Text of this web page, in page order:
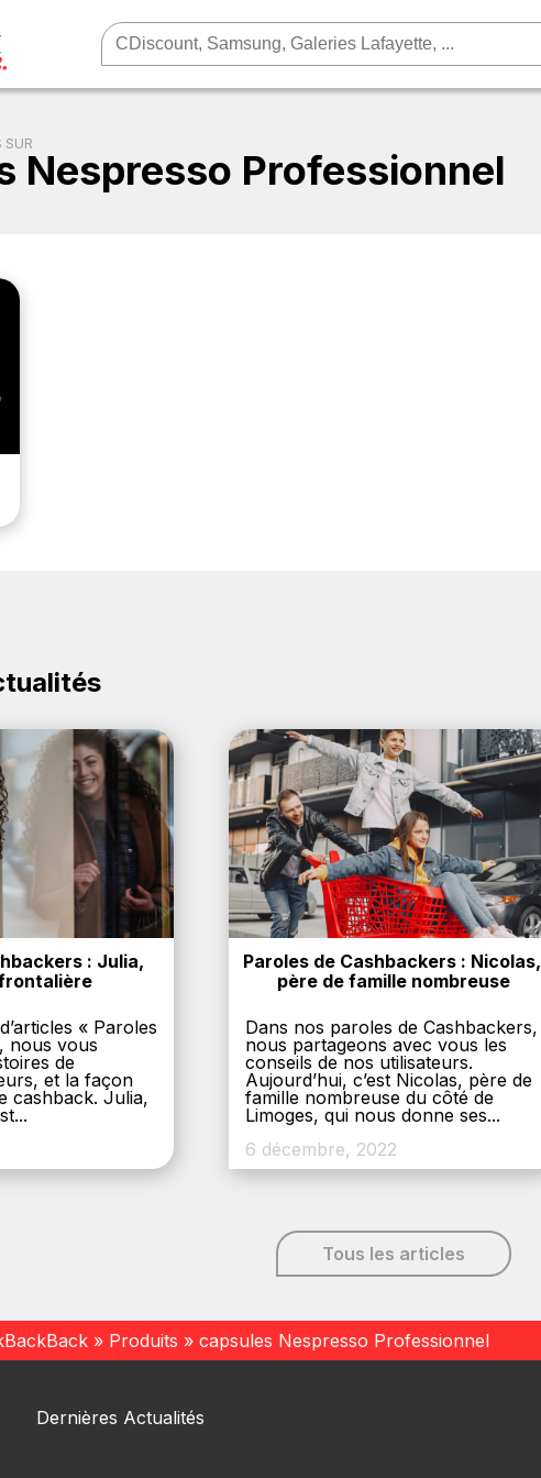
SUR
Nespresso Professionnel
: Julia,
« Paroles
nous vous
de
et la façon
cashback. Julia,
Paroles de Cashbackers : Nicolas,
père de famille nombreuse
Dans nos paroles de Cashbackers,
nous partageons avec vous les
conseils de nos utilisateurs.
Aujourd’hui, c’est Nicolas, père de
famille nombreuse du côté de
Limoges, qui nous donne ses...
6 décembre, 2022
Tous les articles
» Produits » capsules Nespresso Professionnel
Dernières Actualités